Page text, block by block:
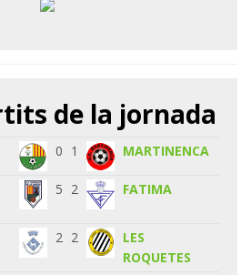
de la jornada
0 1 MARTINENCA
5 2 FATIMA
2 2
LES
ROQUETES